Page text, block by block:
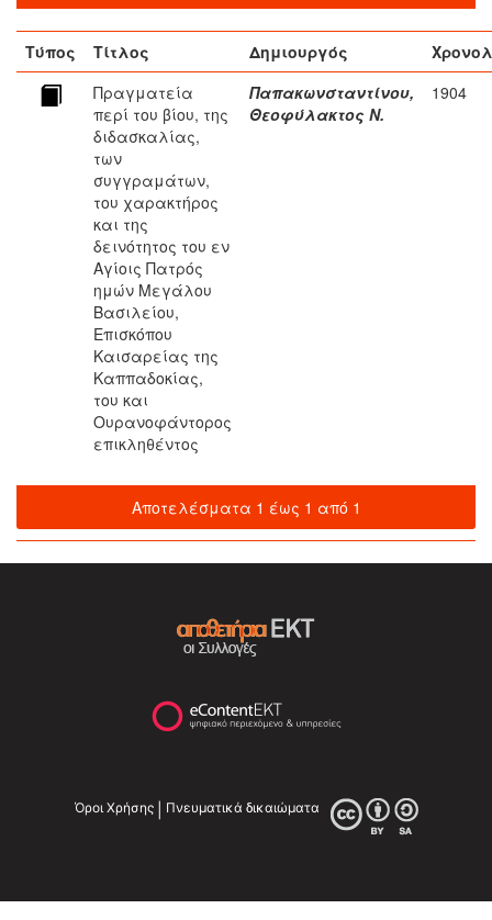
Τύπος Τίτλος Δημιουργός
Πραγματεία
περί του βίου, της
διδασκαλίας,
των
συγγραμάτων,
του χαρακτήρος
και της
δεινότητος του εν
Αγίοις Πατρός
ημών Μεγάλου
Βασιλείου,
Επισκόπου
Καισαρείας της
Καππαδοκίας,
του και
Ουρανοφάντορος
επικληθέντος
Παπακωνσταντίνου,
Θεοφύλακτος Ν.
1904
Αποτελέσματα 1 έως 1 από 1